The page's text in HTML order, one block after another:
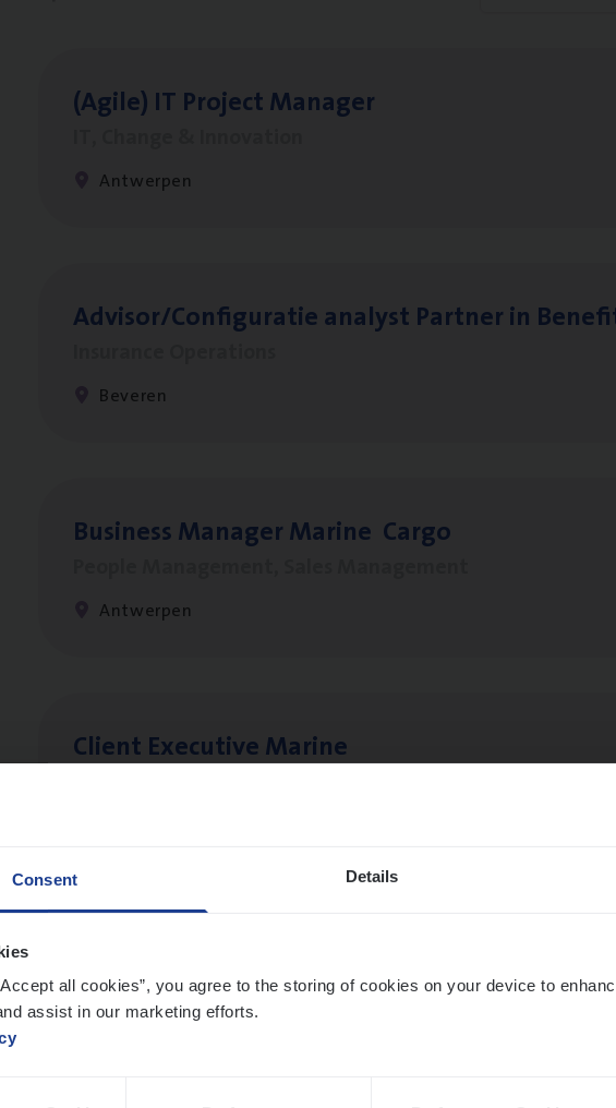
Consent Details
all cookies”, you agree to the storing of cookies on your device to
assist in our marketing efforts.
(Agi­le) IT Pro­ject Manager
Antwerpen
Advisor/​Configuratie ana­lyst Part­ner in
Beveren
Busi­ness Mana­ger Mari­ne Cargo
Antwerpen
Client Exe­cu­ti­ve Marine
Sales Management